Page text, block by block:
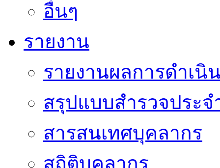
อื่นๆ
รายงาน
รายงานผลการดำเนิ
สรุปแบบสำรวจประจ
สารสนเทศบุคลากร
สถิติบุคลากร